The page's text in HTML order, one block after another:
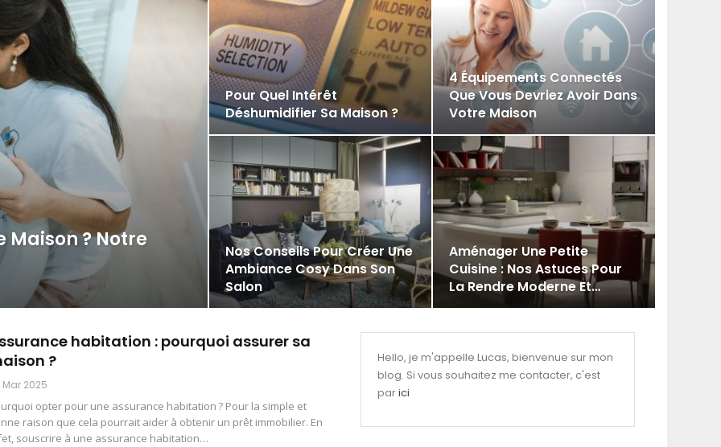
Maison ? Notre
Pour Quel Intérêt
Déshumidifier Sa Maison ?
4 Équipements Connectés
Que Vous Devriez Avoir Dans
Votre Maison
Nos Conseils Pour Créer Une
Ambiance Cosy Dans Son
Salon
Aménager Une Petite
Cuisine : Nos Astuces Pour
La Rendre Moderne Et…
habitation : pourquoi assurer sa
?
Mar 2025
opter pour une assurance habitation ? Pour la simple et
raison que cela pourrait aider à obtenir un prêt immobilier. En
souscrire à une assurance habitation…
Hello, je m'appelle Lucas, bienvenue sur mon
blog. Si vous souhaitez me contacter, c'est
parici